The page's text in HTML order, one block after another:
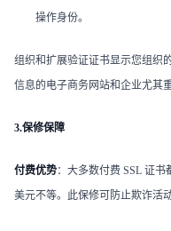
操作身份。
组织和扩展验证证书显示您组织
信息的电子商务网站和企业尤其重
3.保修保障
付费优势：大多数付费 SSL 证书
美元不等。此保修可防止欺诈活